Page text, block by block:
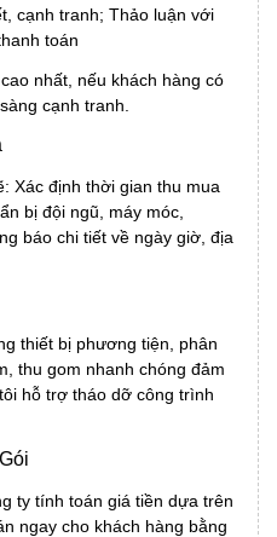
cạnh tranh; Thảo luận với
toán
nhất, nếu khách hàng có
cạnh tranh.
Xác định thời gian thu mua
bị đội ngũ, máy móc,
báo chi tiết về ngày giờ, địa
thiết bị phương tiện, phân
thu gom nhanh chóng đảm
hỗ trợ tháo dỡ công trình
ty tính toán giá tiền dựa trên
ngay cho khách hàng bằng